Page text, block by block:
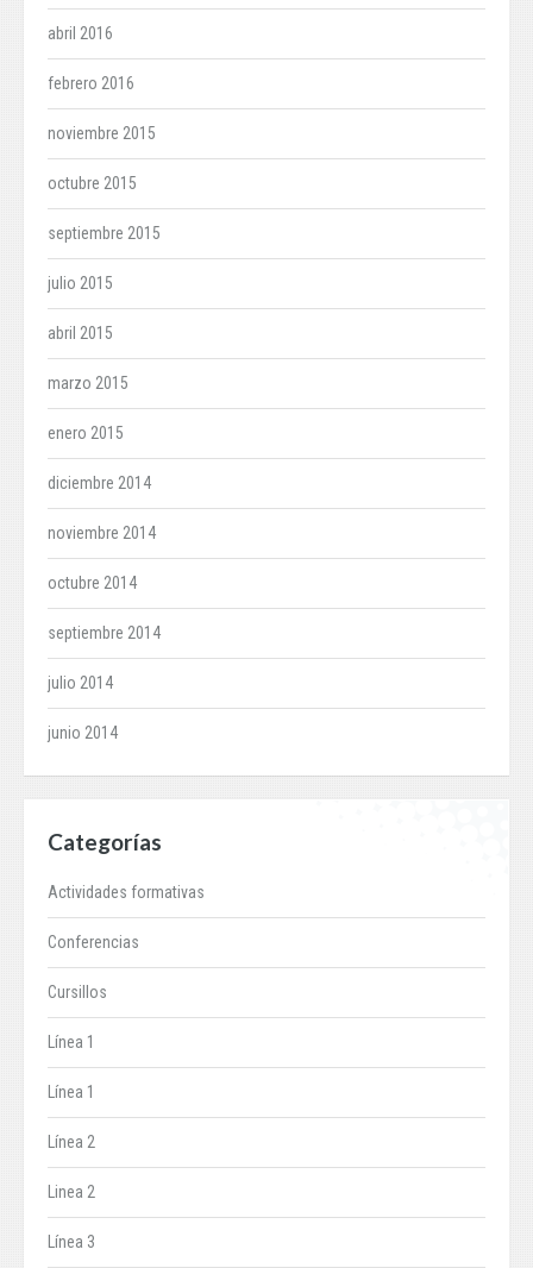
abril 2016
febrero 2016
noviembre 2015
octubre 2015
septiembre 2015
julio 2015
abril 2015
marzo 2015
enero 2015
diciembre 2014
noviembre 2014
octubre 2014
septiembre 2014
julio 2014
junio 2014
Categorías
Actividades formativas
Conferencias
Cursillos
Línea 1
Línea 1
Línea 2
Linea 2
Línea 3